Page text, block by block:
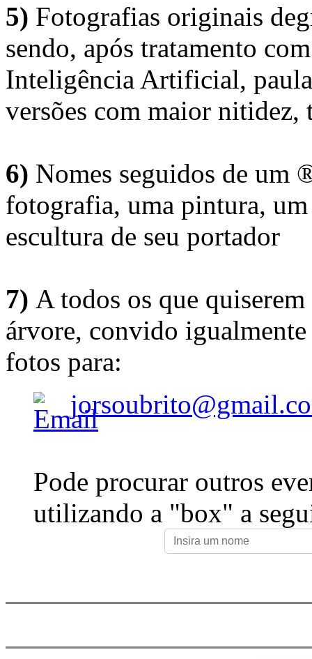
5) Fotografias originais
sendo, após tratamento
Inteligência Artificial,
versões com maior nitidez,
6) Nomes seguidos de um
fotografia, uma pintura,
escultura de seu portador
7) A todos os que
árvore, convido
fotos para:
Pode procurar outros
utilizando a "box" a